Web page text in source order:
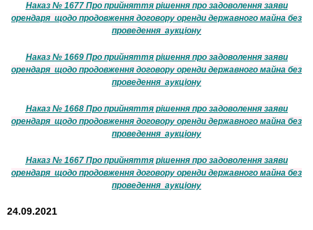
Наказ № 1677 Про прийняття рішення про задоволення заяви
орендаря щодо продовження договору оренди державного майна без
проведення аукціону
Наказ № 1669 Про прийняття рішення про задоволення заяви
орендаря щодо продовження договору оренди державного майна без
проведення аукціону
Наказ № 1668 Про прийняття рішення про задоволення заяви
орендаря щодо продовження договору оренди державного майна без
проведення аукціону
Наказ № 1667 Про прийняття рішення про задоволення заяви
орендаря щодо продовження договору оренди державного майна без
проведення аукціону
24.09.2021